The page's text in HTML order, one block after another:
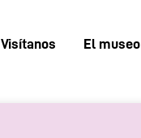
Visítanos El museo